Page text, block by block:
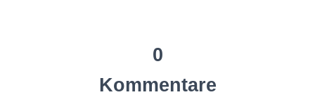
0
Kommentare